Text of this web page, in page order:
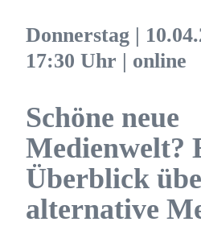
Donnerstag |
17:30 Uhr | online
Schöne neue
Medienwelt?
Überblick
alternative